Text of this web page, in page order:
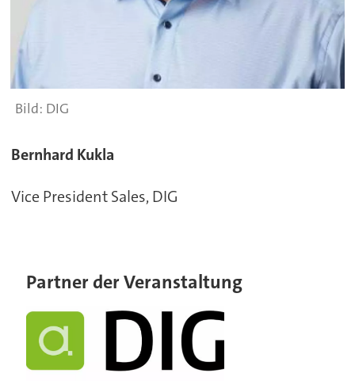
DIG
Bernhard Kukla
Vice President Sales, DIG
Partner der Veranstaltung